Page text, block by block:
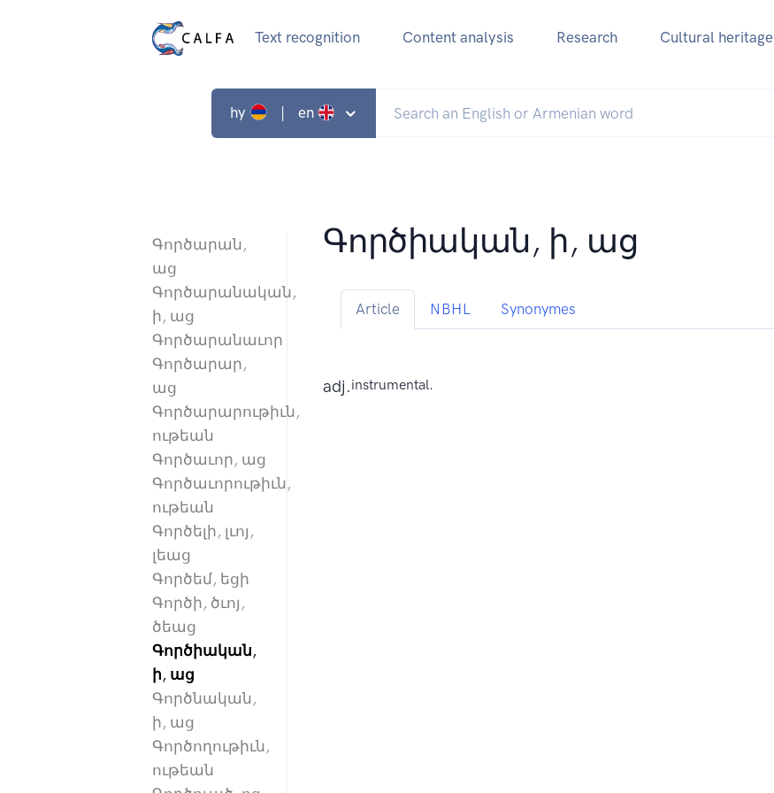
Text recognition Content analysis Research Cultural heritage
hy | en
Գործարան,
աց
Գործարանական,
ի, աց
Գործարանաւոր
Գործարար,
աց
Գործարարութիւն,
ութեան
Գործաւոր, աց
Գործաւորութիւն,
ութեան
Գործելի, լւոյ,
լեաց
Գործեմ, եցի
Գործի, ծւոյ,
ծեաց
Գործիական,
ի, աց
Գործնական,
ի, աց
Գործողութիւն,
ութեան
Գործիական, ի, աց
Article NBHL Synonymes
adj.instrumental.